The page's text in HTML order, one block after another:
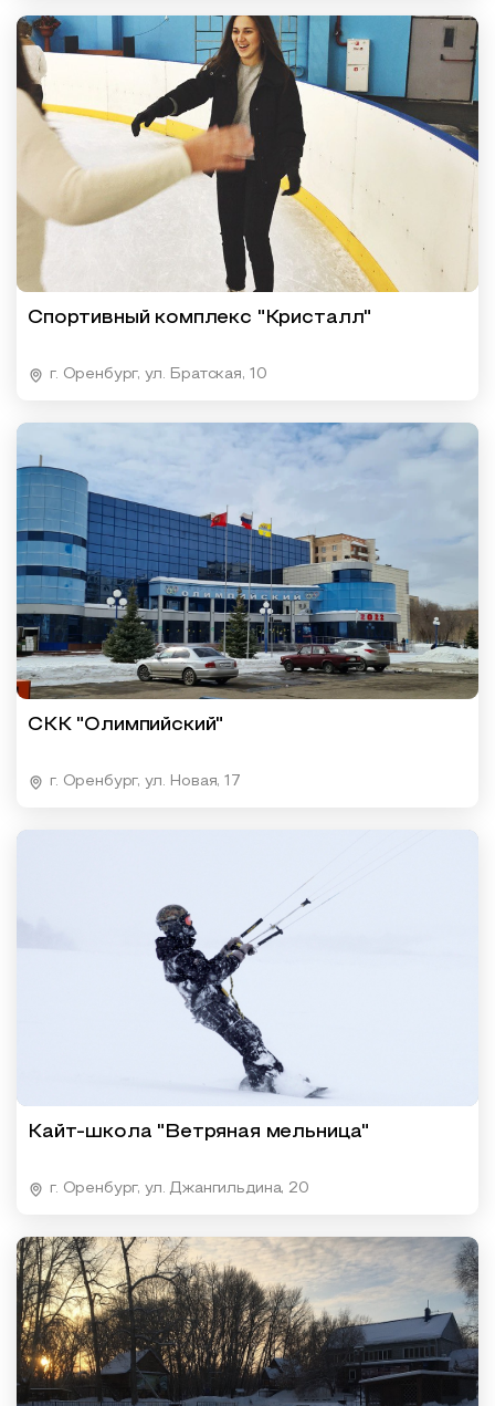
Спортивный комплекс "Кристалл"
г. Оренбург, ул. Братская, 10
СКК "Олимпийский"
г. Оренбург, ул. Новая, 17
Кайт-школа "Ветряная мельница"
г. Оренбург, ул. Джангильдина, 20